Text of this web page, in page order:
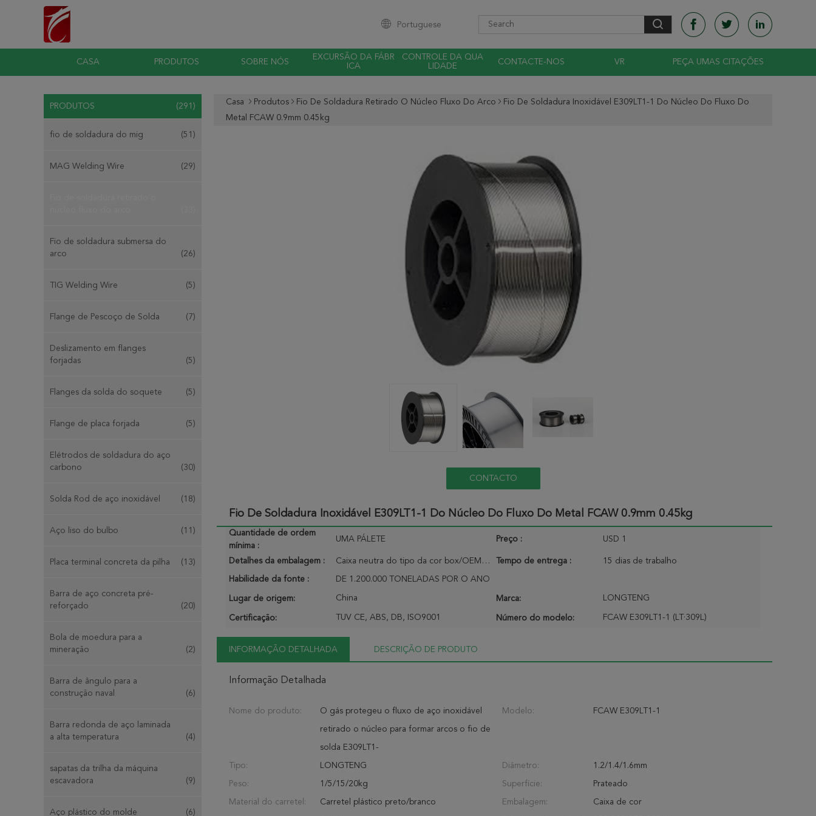
Portuguese
CASA PRODUTOS SOBRE NÓS
EXCURSÃO DA FÁBR
ICA
CONTROLE DA QUA
LIDADE
CONTACTE-NOS VR PEÇA UMAS CITAÇÕES
PRODUTOS (291)
fio de soldadura do mig (51)
MAG Welding Wire (29)
Fio de soldadura submersa do
arco
(26)
TIG Welding Wire (5)
Flange de Pescoço de Solda (7)
Deslizamento em flanges
forjadas
(5)
Flanges da solda do soquete (5)
Flange de placa forjada (5)
Elétrodos de soldadura do aço
carbono
(30)
Solda Rod de aço inoxidável (18)
Aço liso do bulbo (11)
Placa terminal concreta da pilha (13)
Barra de aço concreta pré-
reforçado
(20)
Bola de moedura para a
mineração
(2)
Barra de ângulo para a
construção naval
(6)
Barra redonda de aço laminada
a alta temperatura
(4)
sapatas da trilha da máquina
escavadora
(9)
Aço plástico do molde (6)
Casa Produtos Fio De Soldadura Retirado O Núcleo Fluxo Do Arco
Fio De Soldadura Inoxidável E309LT1-1 Do Núcleo Do Fluxo Do
Metal FCAW 0.9mm 0.45kg
CONTACTO
Fio De Soldadura Inoxidável E309LT1-1 Do Núcleo Do Fluxo Do Metal FCAW 0.9mm 0.45kg
Quantidade de ordem
mínima :
UMA PÁLETE Preço : USD 1
Detalhes da embalagem : Caixa neutra do tipo da cor box/OEM do LT da caixa Tempo de entrega : 15 dias de trabalho
Habilidade da fonte : DE 1.200.000 TONELADAS POR O ANO
Lugar de origem: China Marca: LONGTENG
Certificação: TUV CE, ABS, DB, ISO9001 Número do modelo: FCAW E309LT1-1 (LT·309L)
INFORMAÇÃO DETALHADA DESCRIÇÃO DE PRODUTO
Informação Detalhada
Nome do produto: O gás protegeu o fluxo de aço inoxidável
retirado o núcleo para formar arcos o fio de
solda E309LT1-
Modelo: FCAW E309LT1-1
Tipo: LONGTENG Diâmetro: 1.2/1.4/1.6mm
Peso: 1/5/15/20kg Superfície: Prateado
Material do carretel: Carretel plástico preto/branco Embalagem: Caixa de cor